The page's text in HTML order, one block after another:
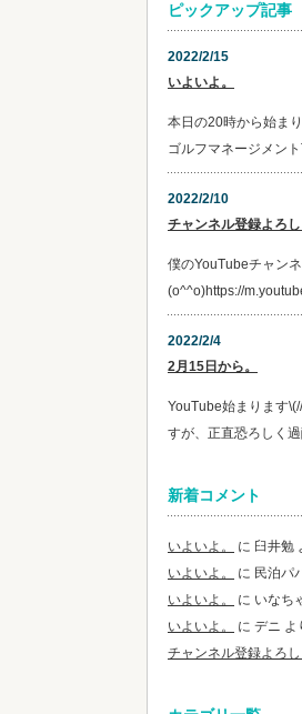
ピックアップ記事
2022/2/15
いよいよ。
本日の20時から始ま
ゴルフマネージメン
2022/2/10
チャンネル登録よろし
僕のYouTubeチャン
(o^^o)https://
2022/2/4
2月15日から。
YouTube始まります
すが、正直恐ろしく
新着コメント
いよいよ。 に 臼井勉
いよいよ。
に 民泊パ
いよいよ。
に いなち
いよいよ。
に デニ よ
チャンネル登録よろし